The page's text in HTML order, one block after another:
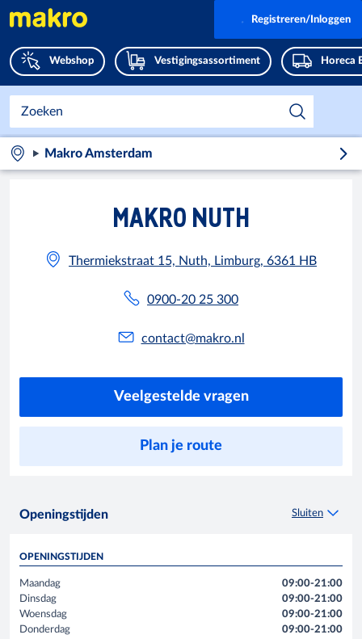
Webshop Vestigingsassortiment Horeca
Registreren/Inloggen
Makro Amsterdam
MAKRO NUTH
Thermiekstraat 15, Nuth, Limburg, 6361 HB
0900-20 25 300
contact@makro.nl
Veelgestelde vragen
Plan je route
Openingstijden Sluiten
OPENINGSTIJDEN
Maandag
Dinsdag
Woensdag
Donderdag
09:00-21:00
09:00-21:00
09:00-21:00
09:00-21:00